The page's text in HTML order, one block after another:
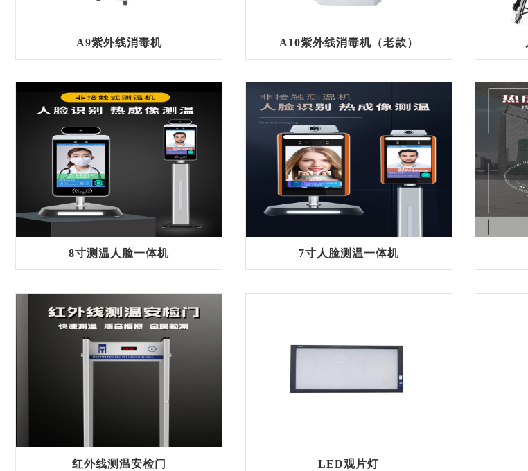
A9紫外线消毒机 A10紫外线消毒机（老款）
8寸测温人脸一体机 7寸人脸测温一体机
红外线测温安检门 LED观片灯